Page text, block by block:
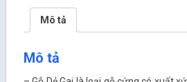
Mô tả
Mô tả